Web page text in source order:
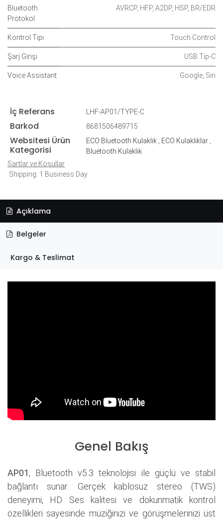
Bluetooth
Protokol
AVRCP, HFP, A2DP, HSP, BR/EDR
Kontrol Tipi Touch Control
Şarj Girişi USB Tip-C
Voice Assistant Google Siri
İç Referans LHF-AP01/TYPE-C
Barkod 8681506489715
Websitesi Ürün
Kategorisi
ECO Bluetooth Kulaklık, ECO Kulaklıklar,
Bluetooth Kulaklık
Şartlar ve Koşullar
Shipping: 1 Business Day
Açıklama
Belgeler
Kargo & Teslimat
Genel Bakış
AP01, Bluetooth v5.3 teknolojisi ile güçlü ve stabil
bağlantı sunar. Gerçek kablosuz stereo (TWS)
deneyimi, HD Ses kalitesi ve dokunmatik kontrol
özellikleri sayesinde müziğinizi ve görüşmelerinizi üst